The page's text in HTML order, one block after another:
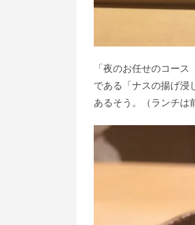
「夜のお任せのコー
である「ナスの揚げ浸
あるそう。（ランチは